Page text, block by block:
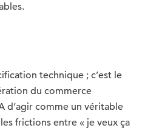
technique ; c’est le
du commerce
d’agir comme un véritable
frictions entre « je veux ça